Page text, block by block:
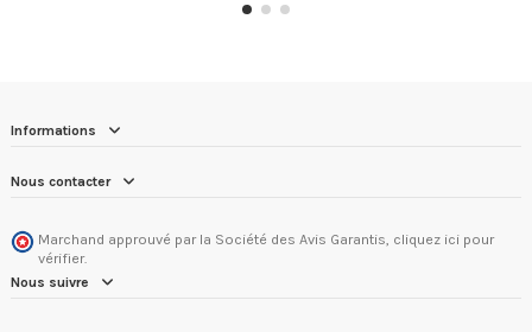
Informations
Nous contacter
Marchand approuvé par la Société des Avis Garantis, cliquez ici pour
vérifier.
Nous suivre